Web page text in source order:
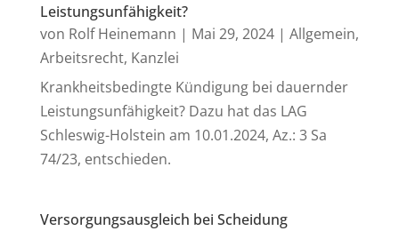
Leistungsunfähigkeit?
von Rolf Heinemann | Mai 29, 2024| Allgemein,
Arbeitsrecht, Kanzlei
Krankheitsbedingte Kündigung bei dauernder
Leistungsunfähigkeit? Dazu hat das LAG
Schleswig-Holstein am 10.01.2024, Az.: 3 Sa
74/23, entschieden.
Versorgungsausgleich bei Scheidung